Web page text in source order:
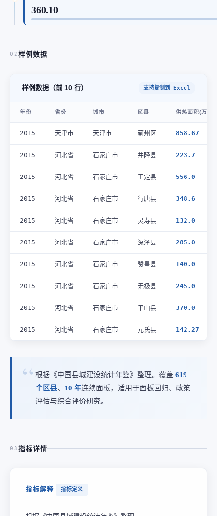
360.10
02 样例数据
样例数据（前 10 行） 支持复制到 Excel
年份 省份 城市 区县 供热面积(万平
2015 天津市 天津市 蓟州区 858.67
2015 河北省 石家庄市 井陉县 223.7
2015 河北省 石家庄市 正定县 556.0
2015 河北省 石家庄市 行唐县 348.6
2015 河北省 石家庄市 灵寿县 132.0
2015 河北省 石家庄市 深泽县 285.0
2015 河北省 石家庄市 赞皇县 140.0
2015 河北省 石家庄市 无极县 245.0
2015 河北省 石家庄市 平山县 370.0
2015 河北省 石家庄市 元氏县 142.27
根据《中国县城建设统计年鉴》整理。覆盖 619
个区县、 10 年连续面板，适用于面板回归、政策
评估与综合评价研究。
03 指标详情
指标解释 指标定义